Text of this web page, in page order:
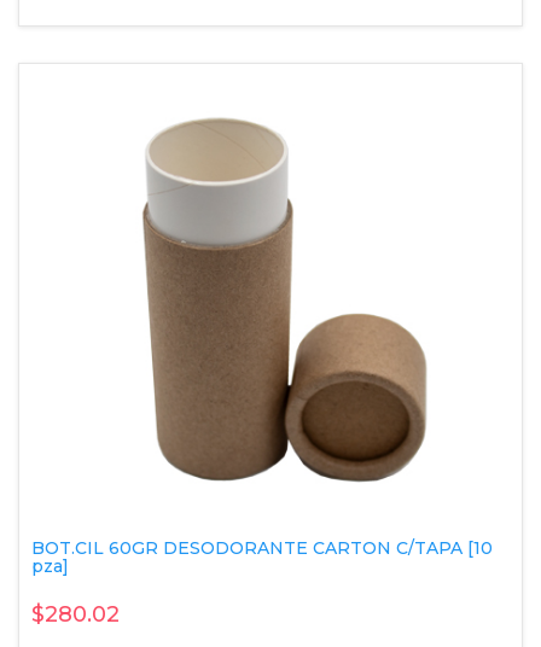
BOT.CIL 60GR DESODORANTE CARTON C/TAPA [10
pza]
$280.02